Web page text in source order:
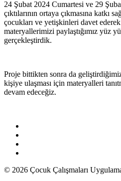
24 Şubat 2024 Cumartesi ve 29
çıktılarının ortaya çıkmasına katkı
çocukları ve yetişkinleri davet
materyallerimizi paylaştığımız yüz
gerçekleştirdik.
Proje bittikten sonra da
kişiye ulaşması için materyalleri
devam edeceğiz.
© 2026 Çocuk Çalışmaları